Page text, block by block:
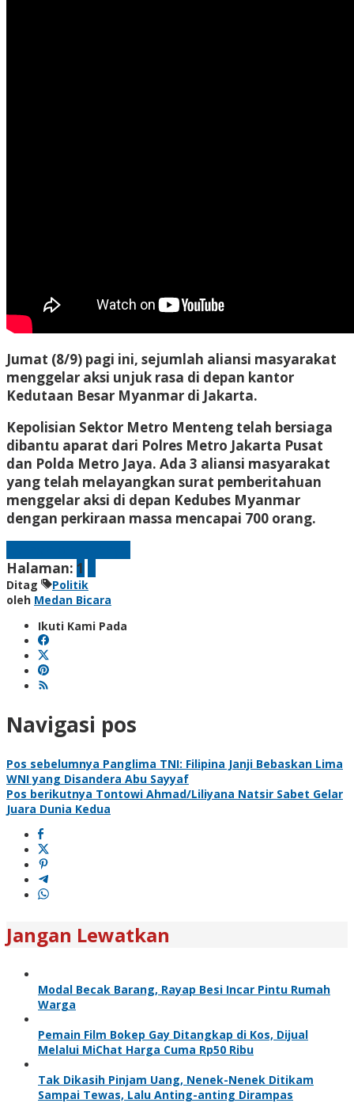
Jumat (8/9) pagi ini, sejumlah aliansi masyarakat
menggelar aksi unjuk rasa di depan kantor
Kedutaan Besar Myanmar di Jakarta.
Kepolisian Sektor Metro Menteng telah bersiaga
dibantu aparat dari Polres Metro Jakarta Pusat
dan Polda Metro Jaya. Ada 3 aliansi masyarakat
yang telah melayangkan surat pemberitahuan
menggelar aksi di depan Kedubes Myanmar
dengan perkiraan massa mencapai 700 orang.
Halaman: 1
Ditag
Politik
oleh Medan Bicara
Ikuti Kami Pada
Navigasi pos
Pos sebelumnya Panglima TNI: Filipina Janji Bebaskan Lima
WNI yang Disandera Abu Sayyaf
Pos berikutnya Tontowi Ahmad/Liliyana Natsir Sabet Gelar
Juara Dunia Kedua
Jangan Lewatkan
Modal Becak Barang, Rayap Besi Incar Pintu Rumah
Warga
Pemain Film Bokep Gay Ditangkap di Kos, Dijual
Melalui MiChat Harga Cuma Rp50 Ribu
Tak Dikasih Pinjam Uang, Nenek-Nenek Ditikam
Sampai Tewas, Lalu Anting-anting Dirampas